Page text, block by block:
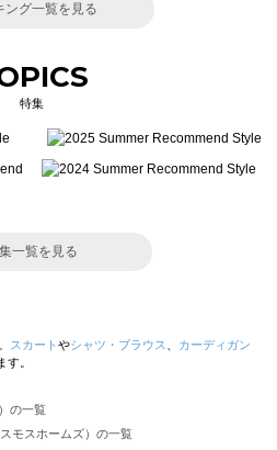
ング一覧を見る
特集
一覧を見る
スカート やシャツ・ブラウス
カーディガン
。
の一覧
モスホームズ）の一覧